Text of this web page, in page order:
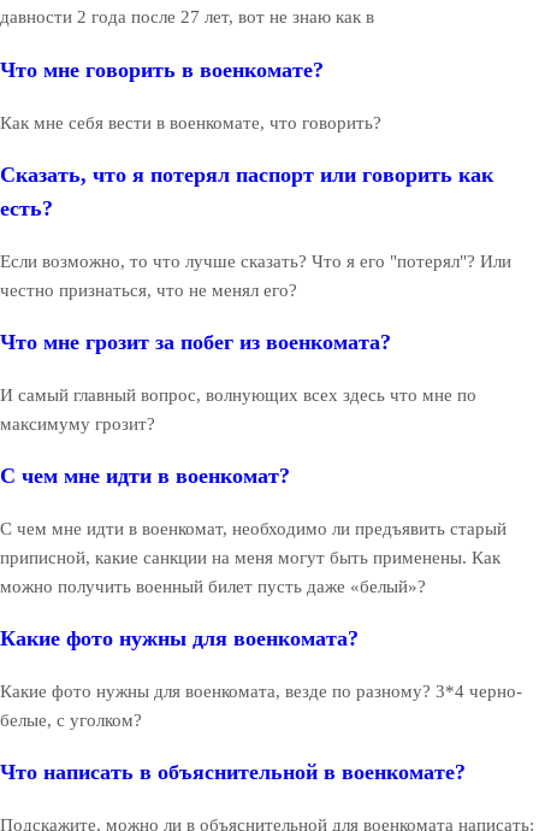
давности 2 года после 27 лет, вот не знаю как в
Что мне говорить в военкомате?
Как мне себя вести в военкомате, что говорить?
Сказать, что я потерял паспорт или говорить как
есть?
Если возможно, то что лучше сказать? Что я его "потерял"? Или
честно признаться, что не менял его?
Что мне грозит за побег из военкомата?
И самый главный вопрос, волнующих всех здесь что мне по
максимуму грозит?
С чем мне идти в военкомат?
С чем мне идти в военкомат, необходимо ли предъявить старый
приписной, какие санкции на меня могут быть применены. Как
можно получить военный билет пусть даже «белый»?
Какие фото нужны для военкомата?
Какие фото нужны для военкомата, везде по разному? 3*4 черно-
белые, с уголком?
Что написать в объяснительной в военкомате?
Подскажите, можно ли в объяснительной для военкомата написать: